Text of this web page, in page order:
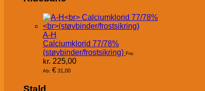
A-H
Calciumklorid 77/78%
(støvbinder/frostsikring) Fra:
kr. 225,00
Ab: € 31,00
Stald